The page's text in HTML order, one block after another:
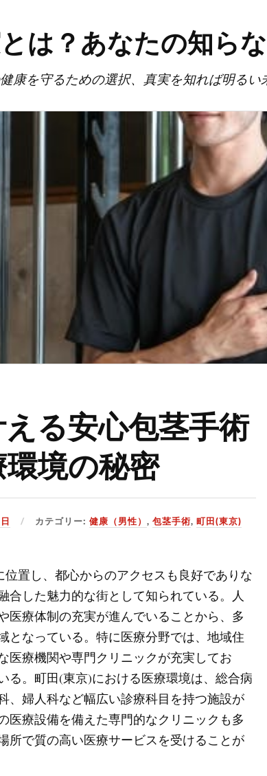
は？あなたの知ら
康を守るための選択、真実を知れば明るい
る安心包茎手術
境の秘密
カテゴリー:健康（男性）,包茎手術,町田(東京)
置し、都心からのアクセスも良好でありな
した魅力的な街として知られている。
人
医療体制の充実が進んでいることから、多
となっている。特に医療分野では、地域住
医療機関や専門クリニックが充実してお
る。町田(東京)における医療環境は、総合病
、婦人科など幅広い診療科目を持つ施設が
医療設備を備えた専門的なクリニックも多
所で質の高い医療サービスを受けることが